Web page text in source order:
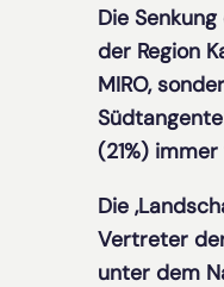
Die
der Region
MIRO,
(21%)
Die
Vertreter
unter dem